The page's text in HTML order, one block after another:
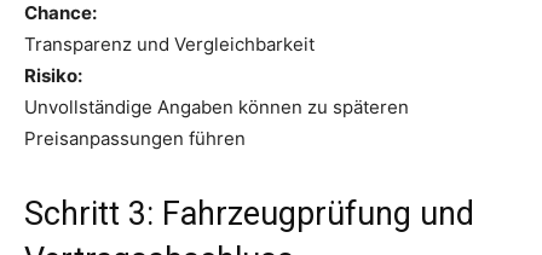
Chance:
Transparenz und Vergleichbarkeit
Risiko:
Unvollständige Angaben können zu späteren
Preisanpassungen führen
Schritt 3: Fahrzeugprüfung und